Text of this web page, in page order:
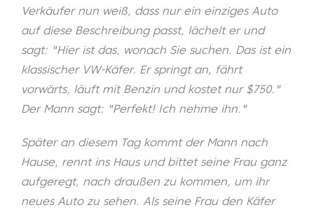
Verkäufer nun weiß, dass nur ein einziges Auto
auf diese Beschreibung passt, lächelt er und
sagt: "Hier ist das, wonach Sie suchen. Das ist ein
klassischer VW-Käfer. Er springt an, fährt
vorwärts, läuft mit Benzin und kostet nur $750."
Der Mann sagt: "Perfekt! Ich nehme ihn."
Später an diesem Tag kommt der Mann nach
Hause, rennt ins Haus und bittet seine Frau ganz
aufgeregt, nach draußen zu kommen, um ihr
neues Auto zu sehen. Als seine Frau den Käfer